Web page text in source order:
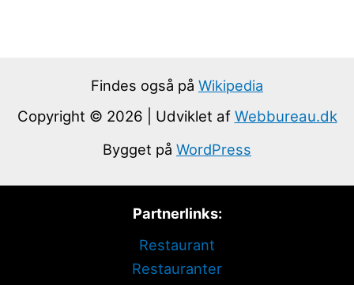
Findes også på Wikipedia
Copyright © 2026 | Udviklet af Webbureau.dk
Bygget på WordPress
Partnerlinks:
Restaurant
Restauranter